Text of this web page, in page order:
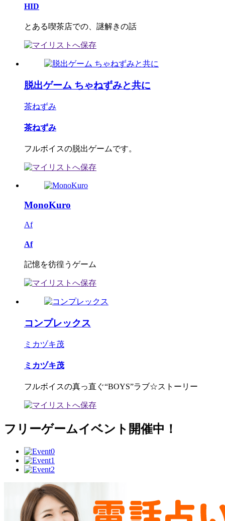
HID
とある喫茶店での、謎解きの話
脱出ゲーム ちゃねずみと共に
茶ねずみ
茶ねずみ
フルボイスの脱出ゲームです。
MonoKuro
Af
Af
記憶を彷徨うゲーム
コンプレックス
ミカヅキ茂
ミカヅキ茂
フルボイスの真っ直ぐ“BOYS”ラブ☆ストーリー
フリーゲームイベント開催中！